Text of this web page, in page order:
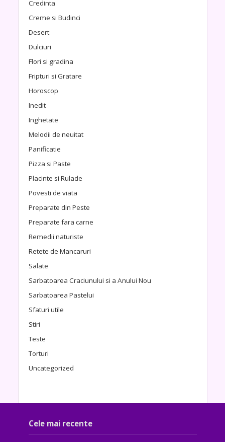
Credinta
Creme si Budinci
Desert
Dulciuri
Flori si gradina
Fripturi si Gratare
Horoscop
Inedit
Inghetate
Melodii de neuitat
Panificatie
Pizza si Paste
Placinte si Rulade
Povesti de viata
Preparate din Peste
Preparate fara carne
Remedii naturiste
Retete de Mancaruri
Salate
Sarbatoarea Craciunului si a Anului Nou
Sarbatoarea Pastelui
Sfaturi utile
Stiri
Teste
Torturi
Uncategorized
Cele mai recente